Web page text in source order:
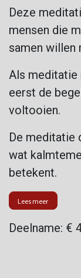
Deze
mensen die
samen willen
Als meditatie
eerst de
voltooien.
De meditatie
wat
betekent.
Lees meer
Deelname: €